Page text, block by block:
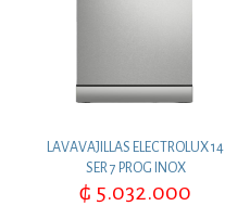
LAVAVAJILLAS ELECTROLUX 14
SER 7 PROG INOX
₲ 5.032.000